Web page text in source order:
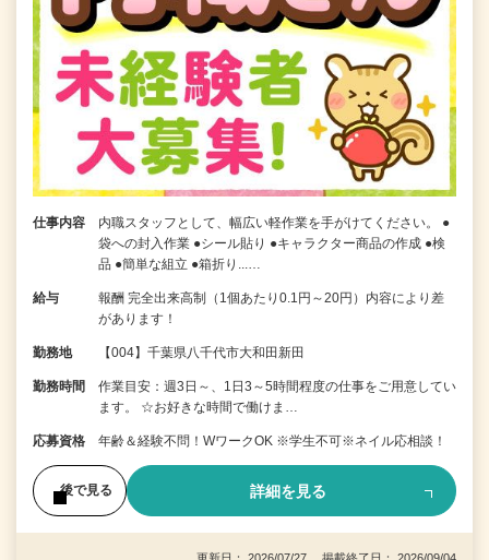
仕事内容
内職スタッフとして、幅広い軽作業を手がけてください。 ●
袋への封入作業 ●シール貼り ●キャラクター商品の作成 ●検
品 ●簡単な組立 ●箱折り...…
給与
報酬 完全出来高制（1個あたり0.1円～20円）内容により差
があります！
勤務地 【004】千葉県八千代市大和田新田
勤務時間
作業目安：週3日～、1日3～5時間程度の仕事をご用意してい
ます。 ☆お好きな時間で働けま…
応募資格 年齢＆経験不問！WワークOK ※学生不可※ネイル応相談！
後で見る 詳細を見る
更新日： 2026/07/27 掲載終了日： 2026/09/04